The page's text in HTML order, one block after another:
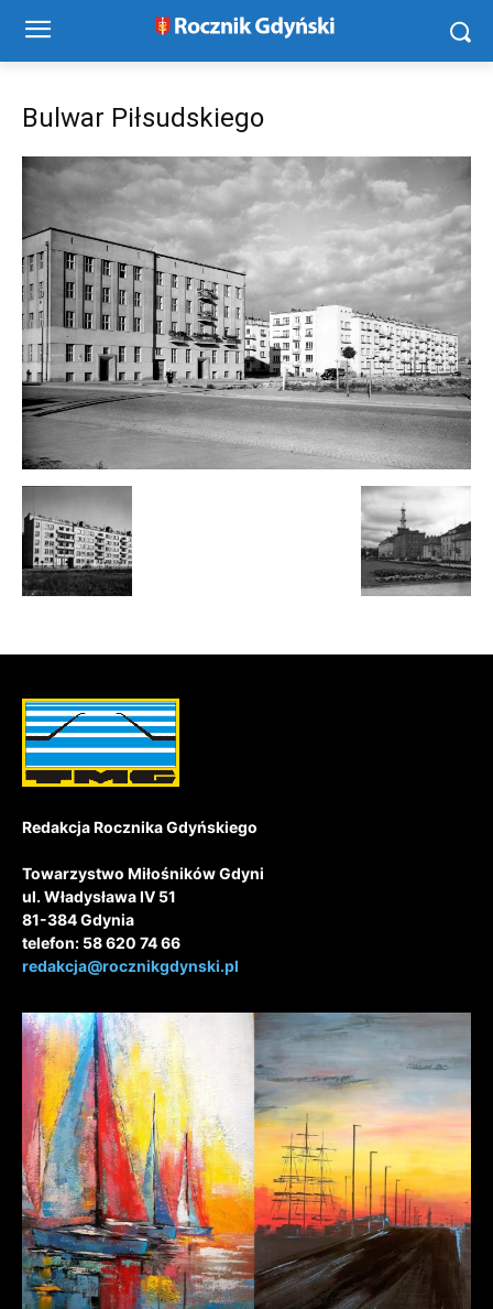
Bulwar Piłsudskiego
Redakcja Rocznika Gdyńskiego
Towarzystwo Miłośników Gdyni
ul. Władysława IV 51
81-384 Gdynia
telefon: 58 620 74 66
redakcja@rocznikgdynski.pl